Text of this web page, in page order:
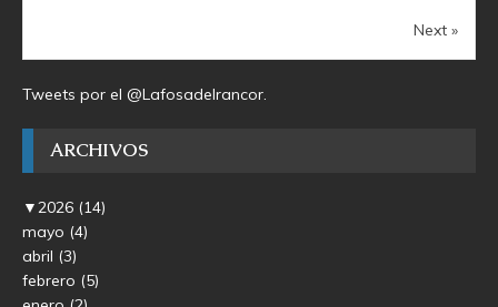
Next »
Tweets por el @Lafosadelrancor.
ARCHIVOS
▼2026 (14)
mayo (4)
abril (3)
febrero (5)